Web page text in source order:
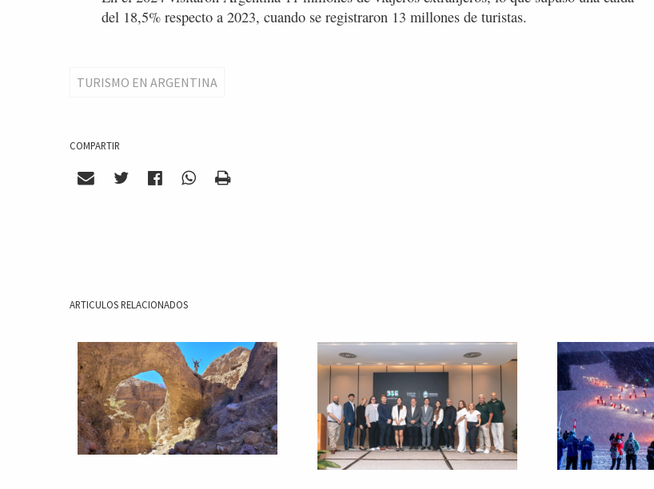
del 18,5% respecto a 2023, cuando se registraron 13 millones de turistas.
TURISMO EN ARGENTINA
COMPARTIR
ARTICULOS RELACIONADOS